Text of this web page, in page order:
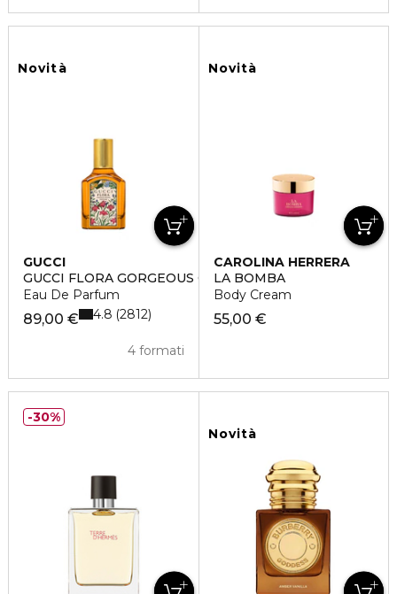
Novità
GUCCI
GUCCI FLORA GORGEOUS ORCHID INTENSE
Eau De Parfum
89,00 €
4 formati
4.8 2812
Novità
CAROLINA HERRERA
LA BOMBA
Body Cream
55,00 €
30%
Novità